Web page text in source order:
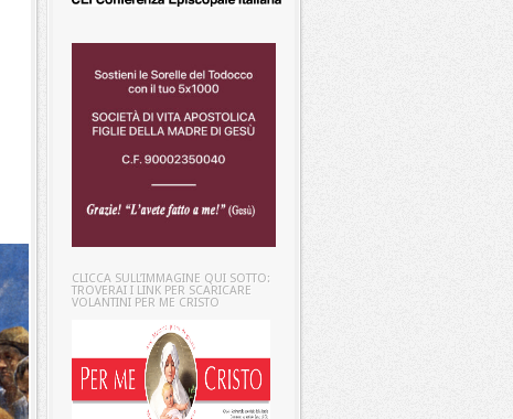
CLICCA SULL’IMMAGINE QUI SOTTO:
TROVERAI I LINK PER SCARICARE
VOLANTINI PER ME CRISTO